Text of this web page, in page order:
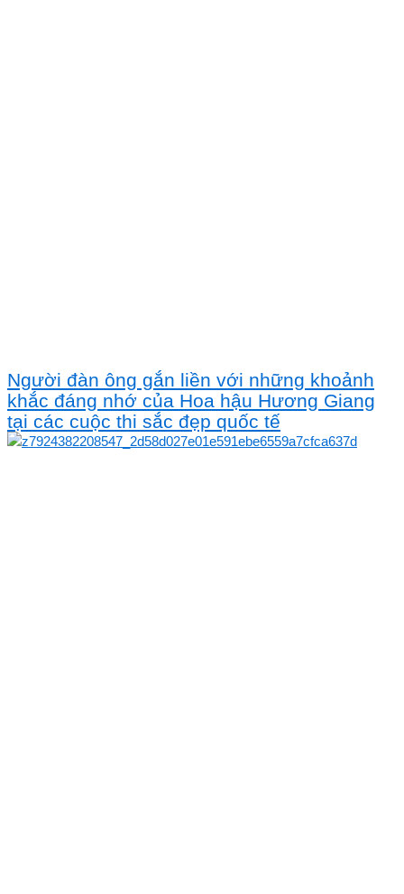
Người đàn ông gắn liền với những khoảnh
khắc đáng nhớ của Hoa hậu Hương Giang
tại các cuộc thi sắc đẹp quốc tế